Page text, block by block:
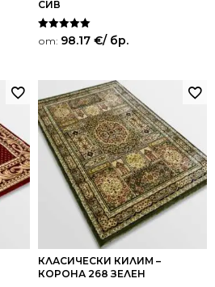
СИВ
Оценено на
5.00
от: 98.17 €/ бр.
КЛАСИЧЕСКИ КИЛИМ –
КОРОНА 268 ЗЕЛЕН